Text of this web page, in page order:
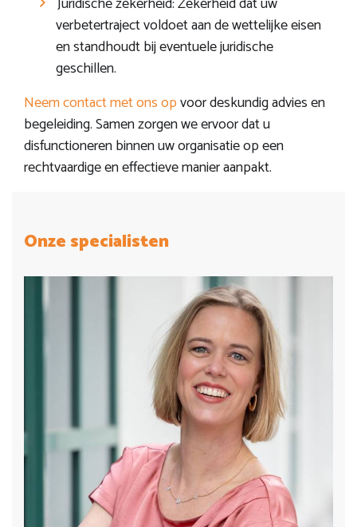
verbetertraject voldoet aan de wettelijke eisen
en standhoudt bij eventuele juridische
geschillen.
Neem contact met ons opvoor deskundig advies en
begeleiding. Samen zorgen we ervoor dat u
disfunctioneren binnen uw organisatie op een
rechtvaardige en effectieve manier aanpakt.
Onze specialisten